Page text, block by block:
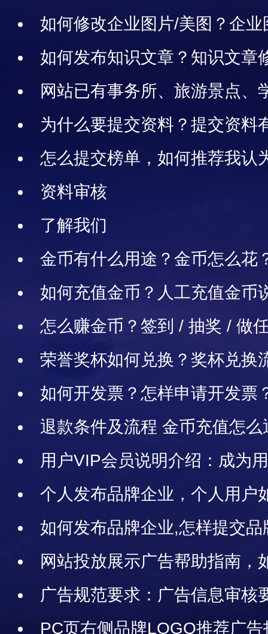
牌招商海报？
如何修改企业图片/美图？企
方法如何发布知识文章？知识文章
网站已有事务所、旅游景点、
机构如何认领管理？如何证明自
为什么要提交资料？提交资料
怎么提交榜单，如何推荐我认
中榜/TOP10排排榜
资料审核
了解我们
金币有什么用途？金币怎么花
如何充值金币？人工充值金币
账充值
怎么赚金币？签到 / 抽奖 / 做
推荐朋友等）
荣誉奖杯如何兑换？奖杯兑换
如何开发票？怎样申请开发票
退款条件及流程 金币充值怎
款
用户VIP会员说明介绍：成为
处、用户VIP会员具体权益项目
个人发布品牌企业，个人用户
户能发布品牌吗？
如何发布品牌企业,怎样提交品
网站投放展示广告帮助指南，
告，网站可以投放哪些广告
广告规范要求：广告信息审核
合作条款
PC页右侧品牌LOGO推荐广